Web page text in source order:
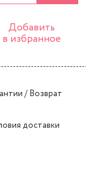
Добавить
в избранное
/ Возврат
доставки